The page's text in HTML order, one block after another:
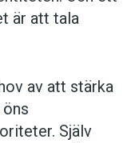
är att tala
av att stärka
Själv